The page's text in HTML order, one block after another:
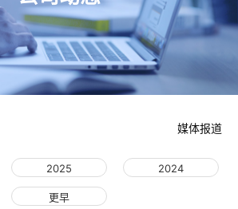
媒体报道
2025 2024
更早